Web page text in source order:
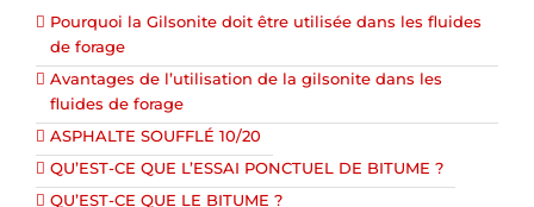
Pourquoi la Gilsonite doit être utilisée dans les fluides
de forage
Avantages de l’utilisation de la gilsonite dans les
fluides de forage
ASPHALTE SOUFFLÉ 10/20
QU’EST-CE QUE L’ESSAI PONCTUEL DE BITUME ?
QU’EST-CE QUE LE BITUME ?